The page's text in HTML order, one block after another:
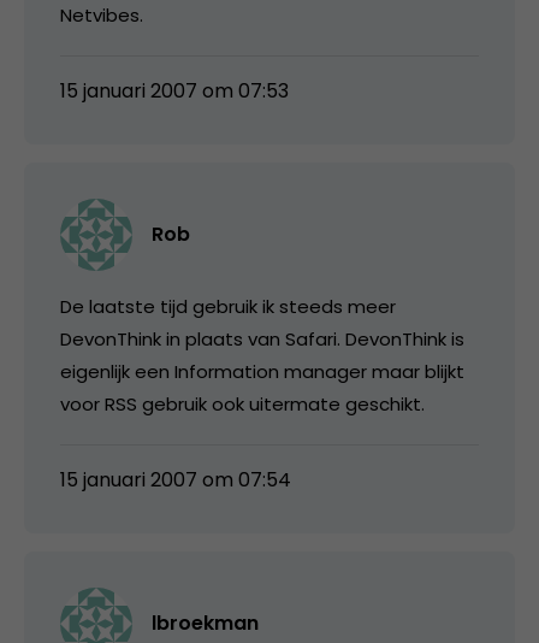
Netvibes.
15 januari 2007 om 07:53
Rob
De laatste tijd gebruik ik steeds meer
DevonThink in plaats van Safari. DevonThink is
eigenlijk een Information manager maar blijkt
voor RSS gebruik ook uitermate geschikt.
15 januari 2007 om 07:54
lbroekman